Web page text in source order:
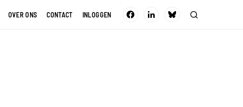
OVER ONS CONTACT INLOGGEN